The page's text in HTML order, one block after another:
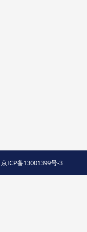
京ICP备13001399号-3